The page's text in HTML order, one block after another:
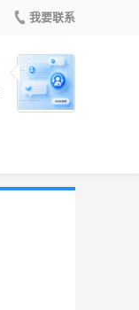
我要联系